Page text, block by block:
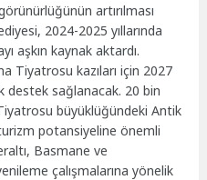
artırılması
2024-2025 yıllarında
aşkın kaynak aktardı.
Tiyatrosu kazıları için 2027
destek sağlanacak. 20 bin
büyüklüğündeki Antik
potansiyeline önemli
Basmane ve
çalışmalarına yönelik